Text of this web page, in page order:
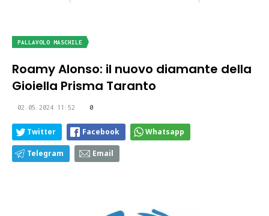
PALLAVOLO MASCHILE
Roamy Alonso: il nuovo diamante della
Gioiella Prisma Taranto
02.05.2024 11:52 0
Twitter Facebook Whatsapp
Telegram Email